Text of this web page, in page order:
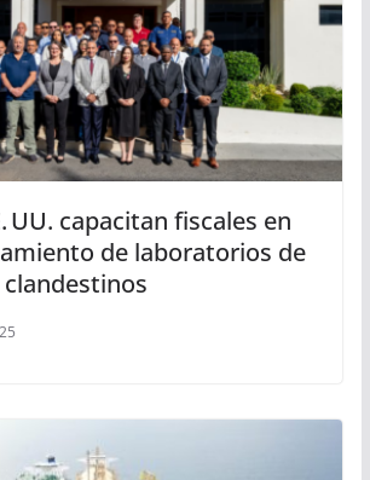
UU. capacitan fiscales en
de laboratorios de